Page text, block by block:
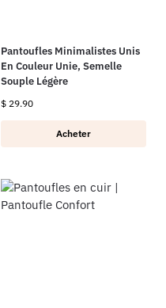
Pantoufles Minimalistes Unis
En Couleur Unie, Semelle
Souple Légère
$ 29.90
Acheter